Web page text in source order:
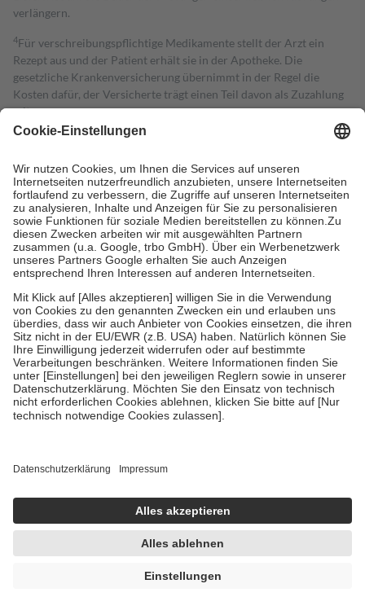
verlängern.
4Für verschreibungspflichtige Medikamente stellt der Arzt ein
Rezept aus und der Patient erhält sie in der Apotheke. Die
gesetzliche Krankenversicherung übernimmt in der Regel die
Kosten dafür, der Versicherte trägt einen Teil davon als Zuzahlung
mit.
Grundsätzlich leisten Mitglieder Zuzahlungen in Höhe von zehn
höchstens zehn Euro.
Es sind jedoch nie mehr als die tatsächlichen
Kosten der Leistung zu entrichten.
Diese Regeln gelten grundsätzlich auch für Online-Apotheken.
Bei Heilmitteln und häuslicher Krankenpflege beträgt die
Zuzahlung zehn Prozent der Kosten sowie zehn Euro je
Verordnung.
Um das Engagement der Versicherten für ihre eigene Gesundheit zu
stärken und die besondere Stellung der Familie zu unterstützen,
fallenkeine Zuzahlungenan bei:
• Kindern und Jugendlichen bis zum vollendeten 18. Lebensjahr
mit Ausnahme der Fahrkosten
• Untersuchungen zur Vorsorge und Früherkennung, die von der
GKV getragen werden
• empfohlenen Schutzimpfungen
• Harn- und Blutteststreifen
getroffen, um sicherzustellen, dass es sich um echte Bewertungen
https://help.etrusted.com/hc/de/articles/4419944605341
Einige Bilder und Inhalte wurden unter Zuhilfenahme künstlicher